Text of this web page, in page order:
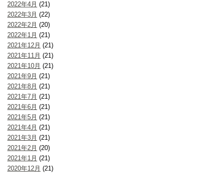
2022年4月 (21)
2022年3月 (22)
2022年2月 (20)
2022年1月 (21)
2021年12月 (21)
2021年11月 (21)
2021年10月 (21)
2021年9月 (21)
2021年8月 (21)
2021年7月 (21)
2021年6月 (21)
2021年5月 (21)
2021年4月 (21)
2021年3月 (21)
2021年2月 (20)
2021年1月 (21)
2020年12月 (21)